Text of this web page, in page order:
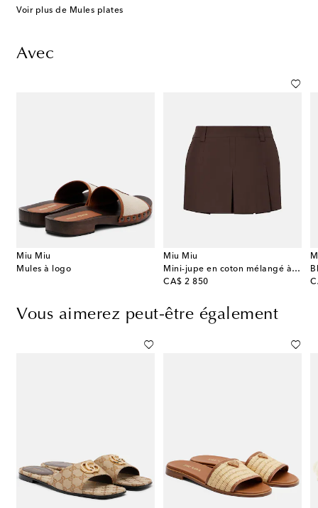
Voir plus de Mules plates
Avec
Miu Miu
Mules à logo
Miu Miu
Mini-jupe en coton mélangé à logo
CA$ 2 850
original price
Vous aimerez peut-être également